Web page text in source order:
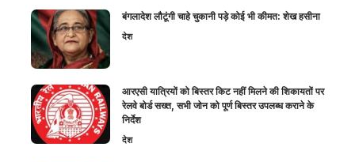
बंगलादेश लौटूंगी चाहे चुकानी पड़े कोई भी कीमत: शेख हसीना
देश
आरएसी यात्रियों को बिस्तर किट नहीं मिलने की शिकायतों पर
रेलवे बोर्ड सख्त, सभी जोन को पूर्ण बिस्तर उपलब्ध कराने के
निर्देश
देश